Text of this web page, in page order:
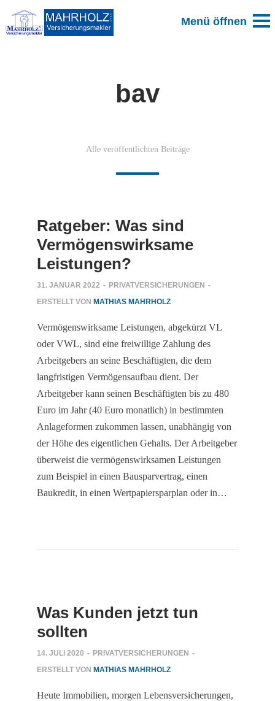
bav
Alle veröffentlichten Beiträge
Ratgeber: Was sind
Vermögenswirksame
Leistungen?
31. JANUAR 2022 - PRIVATVERSICHERUNGEN -
ERSTELLT VON MATHIAS MAHRHOLZ
Vermögenswirksame Leistungen, abgekürzt VL
oder VWL, sind eine freiwillige Zahlung des
Arbeitgebers an seine Beschäftigten, die dem
langfristigen Vermögensaufbau dient. Der
Arbeitgeber kann seinen Beschäftigten bis zu 480
Euro im Jahr (40 Euro monatlich) in bestimmten
Anlageformen zukommen lassen, unabhängig von
der Höhe des eigentlichen Gehalts. Der Arbeitgeber
überweist die vermögenswirksamen Leistungen
zum Beispiel in einen Bausparvertrag, einen
Baukredit, in einen Wertpapiersparplan oder in…
Was Kunden jetzt tun
sollten
14. JULI 2020 - PRIVATVERSICHERUNGEN -
ERSTELLT VON MATHIAS MAHRHOLZ
Heute Immobilien, morgen Lebensversicherungen,